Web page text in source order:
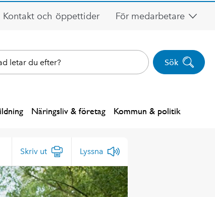
Kontakt och öppettider För medarbetare
Sök
Näringsliv & företag Kommun & politik
Skriv ut Lyssna